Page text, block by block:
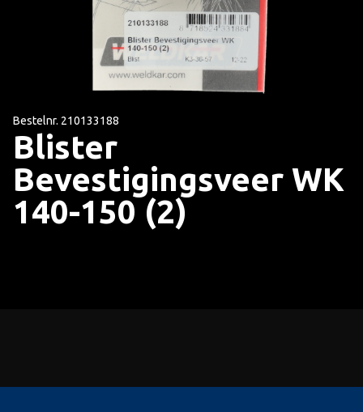
Bestelnr. 210133188
Blister
Bevestigingsveer WK
140-150 (2)